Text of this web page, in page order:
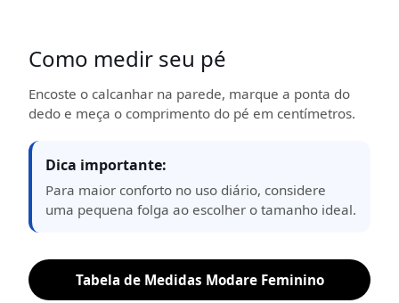
Como medir seu pé
Encoste o calcanhar na parede, marque a ponta do
dedo e meça o comprimento do pé em centímetros.
Dica importante:
Para maior conforto no uso diário, considere
uma pequena folga ao escolher o tamanho ideal.
Tabela de Medidas Modare Feminino